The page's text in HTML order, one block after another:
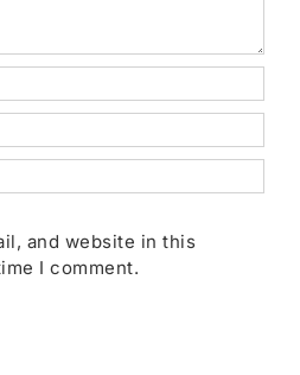
and website in this
I comment.